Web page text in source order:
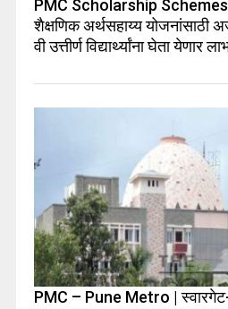
PMC Scholarship Schemes |
शैक्षणिक अर्थसहाय्य योजनांसाठी
वी उत्तीर्ण विद्यार्थ्यांना घेता येणार
PMC – Pune Metro |